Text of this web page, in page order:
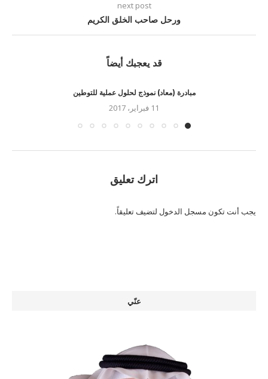
next post
ورحل صاحب الخلق الكريم
قد يعجبك أيضاً
مبادرة (معاد) نموذج لحلول عملية للتوطين
11 فبراير، 2017
اترك تعليق
يجب أنت تكون مسجل الدخول لتضيف تعليقاً.
عنّي